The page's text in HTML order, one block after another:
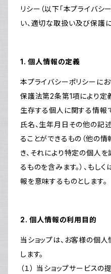
リシー（以下「本プライバシ
い、適切な取扱い及び保護に
1. 個人情報の定義
本プライバシーポリシーに
保護法第2条第1項により定
生存する個人に関する情報
氏名、生年月日その他の記
ることができるもの（他の
き、それにより特定の個人
るものを含みます。）、も
報を意味するものとします。
2. 個人情報の利用目的
当ショップは、お客様の個
します。
（１） 当ショップサービスの